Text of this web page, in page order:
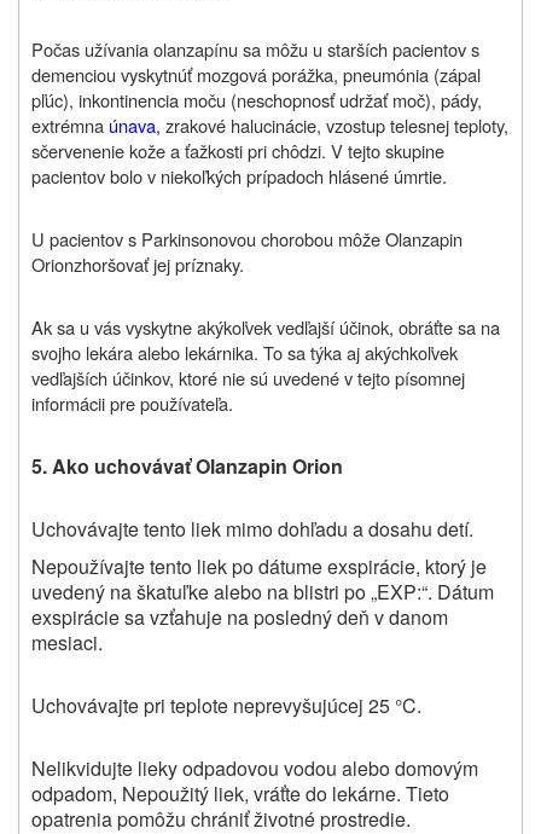
Počas užívania olanzapínu sa môžu u starších pacientov s
demenciou vyskytnúť mozgová porážka, pneumónia (zápal
pľúc), inkontinencia moču (neschopnosť udržať moč), pády,
extrémna únava, zrakové halucinácie, vzostup telesnej teploty,
sčervenenie kože a ťažkosti pri chôdzi. V tejto skupine
pacientov bolo v niekoľkých prípadoch hlásené úmrtie.
U pacientov s Parkinsonovou chorobou môžeOlanzapin
Orionzhoršovať jej príznaky.
Ak sa u vás vyskytne akýkoľvek vedľajší účinok, obráťte sa na
svojho lekára alebo lekárnika. To sa týka aj akýchkoľvek
vedľajších účinkov, ktoré nie sú uvedené v tejto písomnej
informácii pre používateľa.
5.Ako uchovávaťOlanzapin Orion
Uchovávajte tento liek mimo dohľadu a dosahu detí.
Nepoužívajtetento liekpo dátume exspirácie, ktorý je
uvedený na škatuľke alebo na blistri po „EXP:“. Dátum
exspirácie sa vzťahuje na posledný deň v danom
mesiaci.
Uchovávajte pri teplote neprevyšujúcej 25 °C.
Nelikvidujte lieky odpadovou vodou alebo domovým
odpadom, Nepoužitý liek, vráťte do lekárne. Tieto
opatrenia pomôžu chrániť životné prostredie.